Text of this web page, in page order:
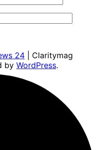
24 | Claritymag
by WordPress.